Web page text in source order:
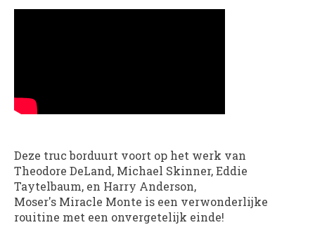
Deze truc borduurt voort op het werk van
Theodore DeLand, Michael Skinner, Eddie
Taytelbaum, en Harry Anderson,
Moser's Miracle Monte is een verwonderlijke
rouitine met een onvergetelijk einde!